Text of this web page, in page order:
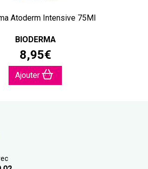
Atoderm Intensive 75Ml
BIODERMA
8,95€
Ajouter